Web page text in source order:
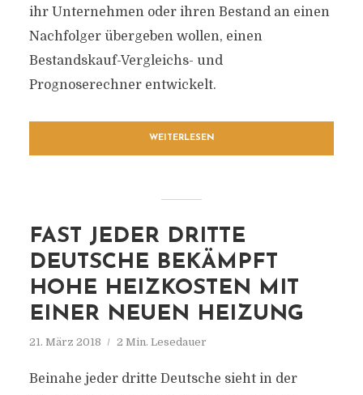
ihr Unternehmen oder ihren Bestand an einen
Nachfolger übergeben wollen, einen
Bestandskauf-Vergleichs- und
Prognoserechner entwickelt.
WEITERLESEN
FAST JEDER DRITTE
DEUTSCHE BEKÄMPFT
HOHE HEIZKOSTEN MIT
EINER NEUEN HEIZUNG
21. März 2018 2 Min. Lesedauer
Beinahe jeder dritte Deutsche sieht in der